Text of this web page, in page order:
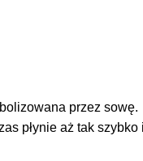
przez sowę.
płynie aż tak